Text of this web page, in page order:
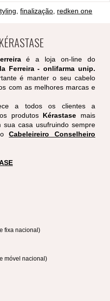
finalização redken one
é a loja on-line do
Ferreira - onlifarma unip.
é manter o seu cabelo
com as melhores marcas e
a todos os clientes a
produtos Kérastase mais
casa usufruindo sempre
Cabeleireiro Conselheiro
fixa nacional)
móvel nacional)